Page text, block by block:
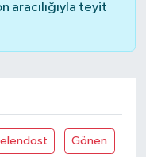
aracılığıyla teyit
Gönen